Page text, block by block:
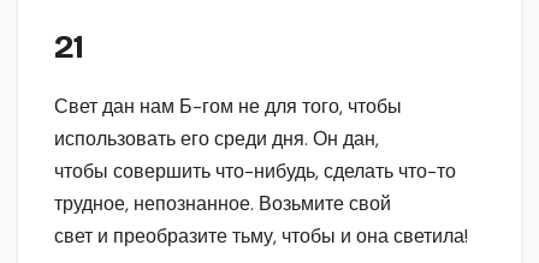
21
Свет дан нам Б-гом не для того, чтобы
использовать его среди дня. Он дан,
чтобы совершить что-нибудь, сделать что-то
трудное, непознанное. Возьмите свой
свет и преобразите тьму, чтобы и она светила!